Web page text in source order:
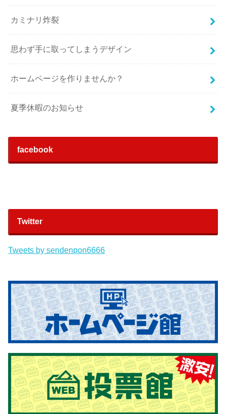
カミナリ炸裂
思わず手に取ってしまうデザイン
ホームページを作りませんか？
夏季休暇のお知らせ
facebook
Twitter
Tweets by sendenpon6666